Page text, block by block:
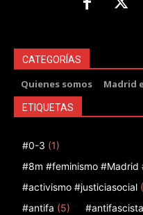
CATEGORÍAS
Quienes somos Madrid
ETIQUETAS
#0-3 (1)
#8m #feminismo #Madrid
#activismo #justiciasocial
#antifa (5) #antifascista